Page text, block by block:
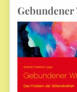
Gebundener